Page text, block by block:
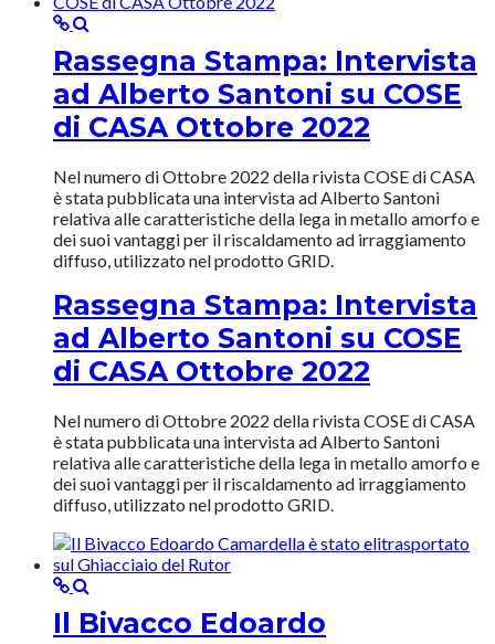
Rassegna Stampa: Intervista
ad Alberto Santoni su COSE
di CASA Ottobre 2022
Nel numero di Ottobre 2022 della rivista COSE di CASA
è stata pubblicata una intervista ad Alberto Santoni
relativa alle caratteristiche della lega in metallo amorfo e
dei suoi vantaggi per il riscaldamento ad irraggiamento
diffuso, utilizzato nel prodotto GRID.
Rassegna Stampa: Intervista
ad Alberto Santoni su COSE
di CASA Ottobre 2022
Nel numero di Ottobre 2022 della rivista COSE di CASA
è stata pubblicata una intervista ad Alberto Santoni
relativa alle caratteristiche della lega in metallo amorfo e
dei suoi vantaggi per il riscaldamento ad irraggiamento
diffuso, utilizzato nel prodotto GRID.
Il Bivacco Edoardo